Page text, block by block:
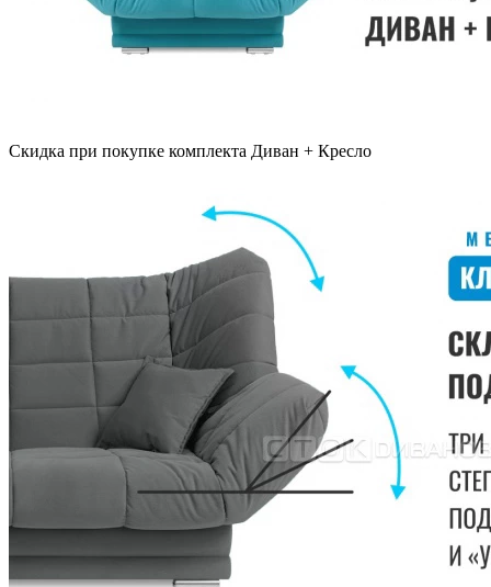
Скидка при покупке комплекта Диван + Кресло